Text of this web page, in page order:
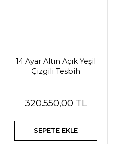
14 Ayar Altın Açık Yeşil
Çizgili Tesbih
320.550,00 TL
SEPETE EKLE